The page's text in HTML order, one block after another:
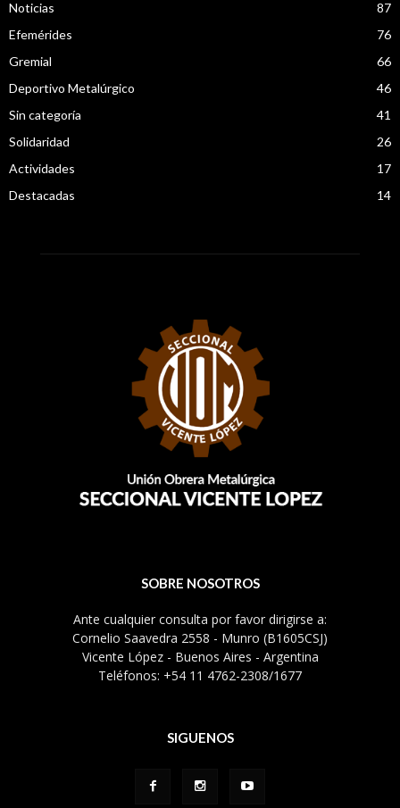
Noticias
87
Efemérides
76
Gremial
66
Deportivo Metalúrgico
46
Sin categoría
41
Solidaridad
26
Actividades
17
Destacadas
14
SOBRE NOSOTROS
Ante cualquier consulta por favor dirigirse a:
Cornelio Saavedra 2558 - Munro (B1605CSJ)
Vicente López - Buenos Aires - Argentina
Teléfonos: +54 11 4762-2308/1677
SIGUENOS